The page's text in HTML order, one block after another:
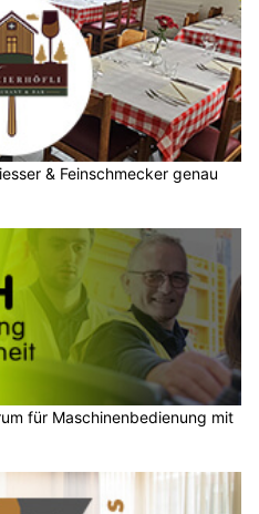
& Feinschmecker genau
für Maschinenbedienung mit